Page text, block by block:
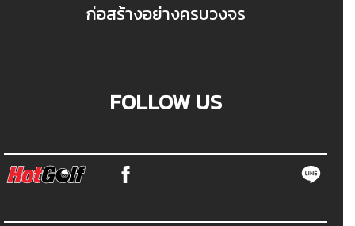
ก่อสร้างอย่างครบวงจร
FOLLOW US